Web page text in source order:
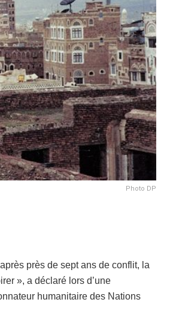
Photo DP
près de sept ans de conflit, la
», a déclaré lors d’une
humanitaire des Nations